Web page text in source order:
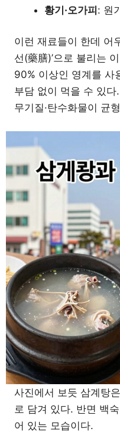
황기·오가피: 원
이런 재료들이 한데 어
선(藥膳)’으로 불리는
90% 이상인 영계를 사
부담 없이 먹을 수 있다
무기질·탄수화물이 균
사진에서 보듯 삼계탕
로 담겨 있다. 반면 백
어 있는 모습이다.